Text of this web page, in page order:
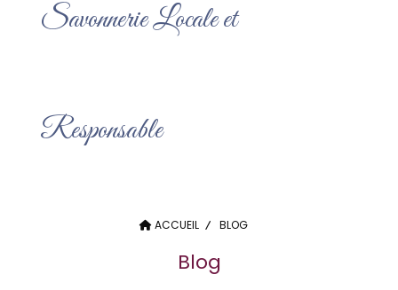
Savonnerie Locale et
Responsable
ACCUEIL BLOG
Blog